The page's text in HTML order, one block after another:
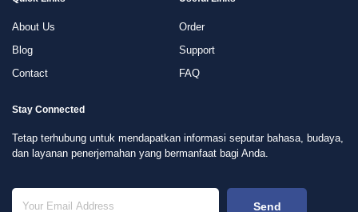
About Us
Blog
Contact
Order
Support
FAQ
Stay Connected
Tetap terhubung untuk mendapatkan informasi seputar bahasa, budaya,
dan layanan penerjemahan yang bermanfaat bagi Anda.
Send